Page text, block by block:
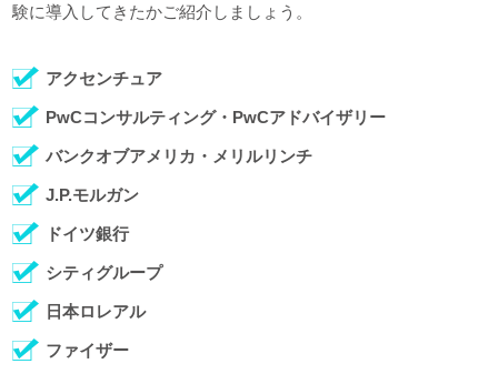
験に導入してきたかご紹介しましょう。
アクセンチュア
PwCコンサルティング・PwCアドバイザリー
バンクオブアメリカ・メリルリンチ
J.P.モルガン
ドイツ銀行
シティグループ
日本ロレアル
ファイザー